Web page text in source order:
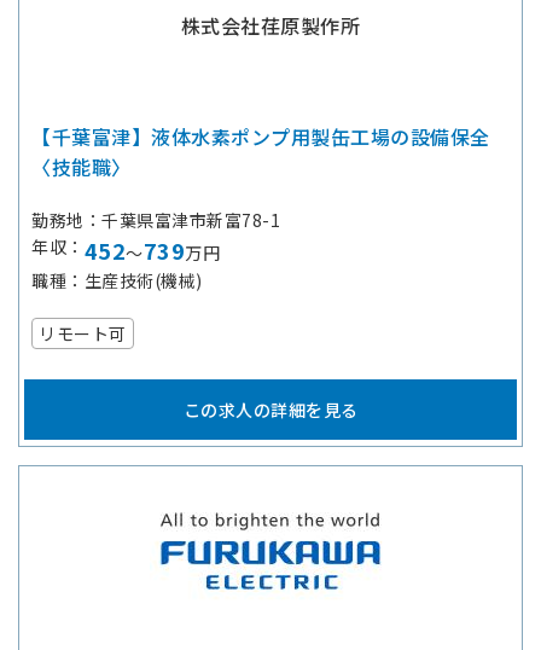
株式会社荏原製作所
【千葉富津】液体水素ポンプ用製缶工場の設備保全
〈技能職〉
勤務地
千葉県富津市新富78-1
年収
452～739万円
職種
生産技術(機械)
リモート可
この求人の詳細を見る